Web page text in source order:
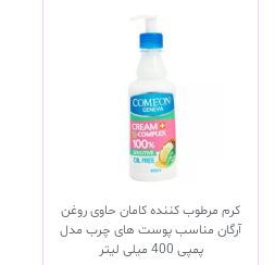
کرم مرطوب کننده کامان حاوی روغن
آرگان مناسب پوست های چرب مدل
پمپی 400 میلی لیتر